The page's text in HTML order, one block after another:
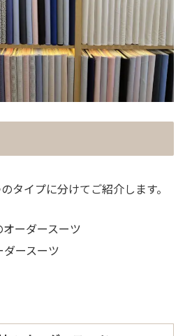
タイプに分けてご紹介します。
ーダースーツ
ースーツ